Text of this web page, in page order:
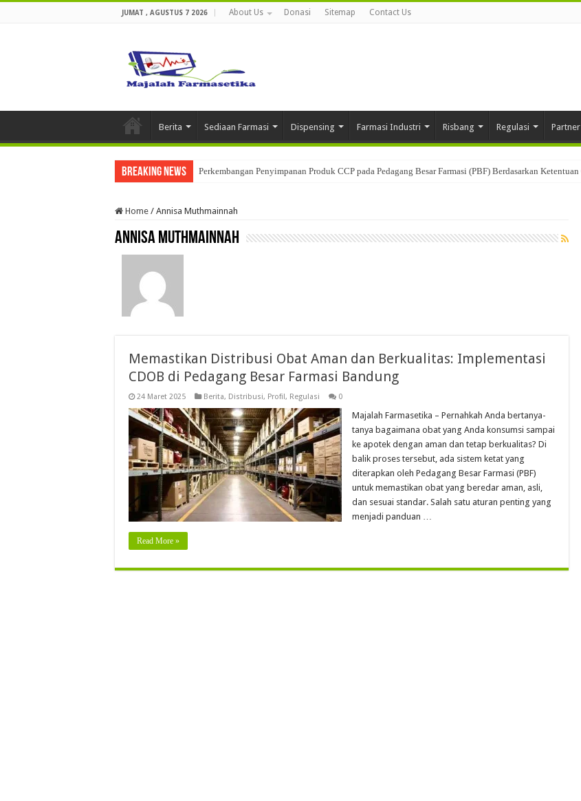
JUMAT , AGUSTUS 7 2026 About Us Donasi Sitemap Contact Us
Berita Sediaan Farmasi Dispensing Farmasi Industri Risbang Regulasi Partner
Breaking News Ketika Obat Menunggu Keputusan: Mengenal Peran Karantina Produk dalam Distribusi Farmasi
Home / Annisa Muthmainnah
Annisa Muthmainnah
Memastikan Distribusi Obat Aman dan Berkualitas: Implementasi
CDOB di Pedagang Besar Farmasi Bandung
24 Maret 2025 Berita, Distribusi, Profil, Regulasi 0
Majalah Farmasetika – Pernahkah Anda bertanya-
tanya bagaimana obat yang Anda konsumsi sampai
ke apotek dengan aman dan tetap berkualitas? Di
balik proses tersebut, ada sistem ketat yang
diterapkan oleh Pedagang Besar Farmasi (PBF)
untuk memastikan obat yang beredar aman, asli,
dan sesuai standar. Salah satu aturan penting yang
menjadi panduan …
Read More »